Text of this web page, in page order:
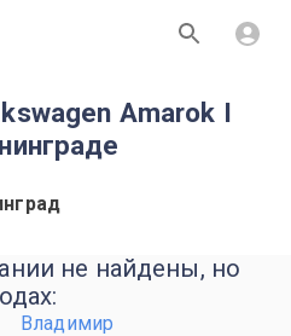
Amarok I
не найдены, но
Владимир